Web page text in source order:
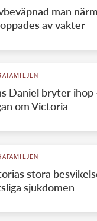
man
av vakter
Daniel bryter ihop
om Victoria
stora
sjukdomen